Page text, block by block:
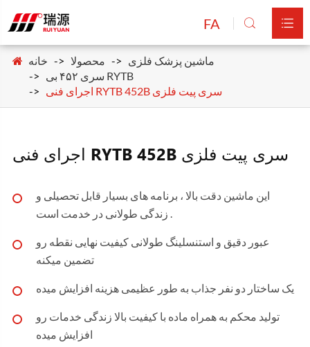
FA  
خانه محصولا
ماشین پزشک فلزی
سری ۴۵۲ بی RYTB
اجرای فنی RYTB 452B سری پیت فلزی
اجرای فنی RYTB 452B سری پیت فلزی
این ماشین دقت بالا ، برنامه های بسیار قابل تحصیلی و
زندگی طولانی در خدمت است .
عبور دقیق و استنسلینگ طولانی کیفیت نهایی نقطه رو
تضمین میکنه
یک ساختار دو نفر جذاب به طور عظیمی هزینه افزایش میده
تولید محکم به همراه ماده با کیفیت بالا زندگی خدمات رو
افزایش میده